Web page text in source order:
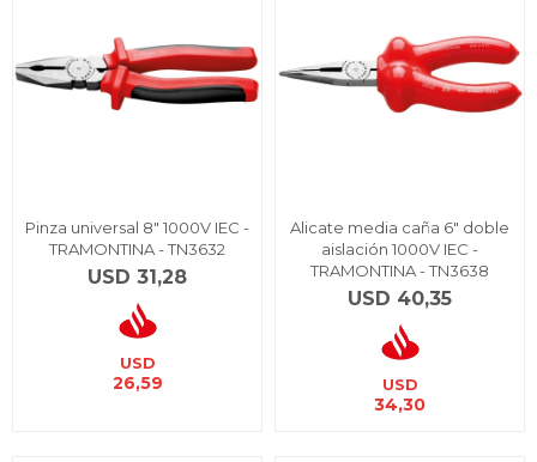
Pinza universal 8" 1000V IEC -
TRAMONTINA - TN3632
USD 31,28
USD
26,59
Alicate media caña 6" doble
aislación 1000V IEC -
TRAMONTINA - TN3638
USD 40,35
USD
34,30